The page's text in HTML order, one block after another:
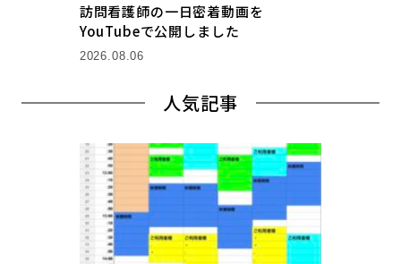
訪問看護師の一日密着動画を
YouTubeで公開しました
2026.08.06
人気記事